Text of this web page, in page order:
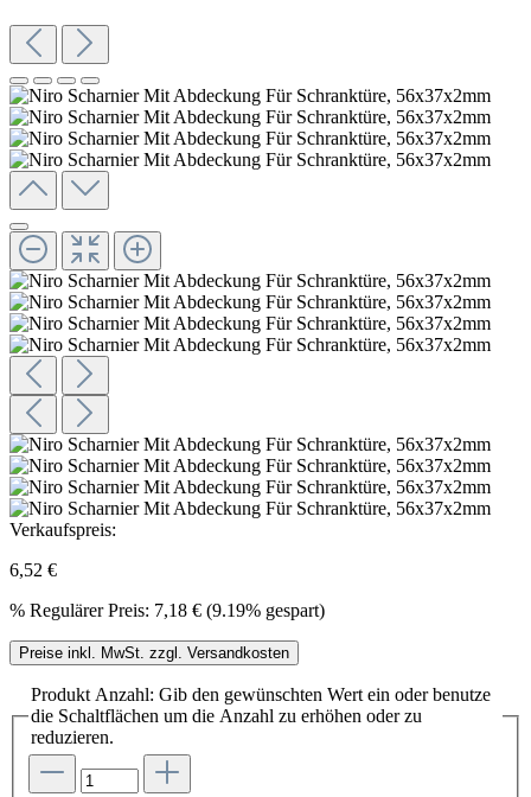
Verkaufspreis:
6,52 €
% Regulärer Preis: 7,18 € (9.19% gespart)
Preise inkl. MwSt. zzgl. Versandkosten
Produkt Anzahl: Gib den gewünschten Wert ein oder benutze
die Schaltflächen um die Anzahl zu erhöhen oder zu
reduzieren.